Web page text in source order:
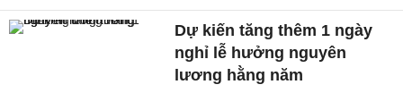
Dự kiến tăng thêm 1 ngày
nghỉ lễ hưởng nguyên
lương hằng năm